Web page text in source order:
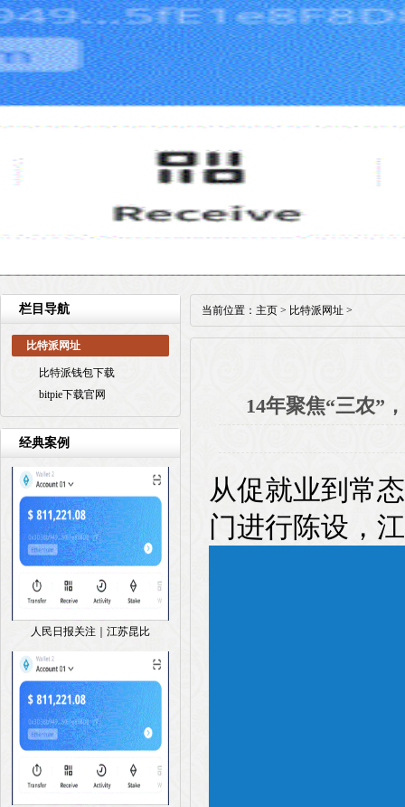
栏目导航
比特派网址
比特派钱包下载
bitpie下载官网
经典案例
人民日报关注｜江苏昆比
当前位置： 主页 > 比特派网址 >
14年聚焦“三农”
从促就业到常
门进行陈设，